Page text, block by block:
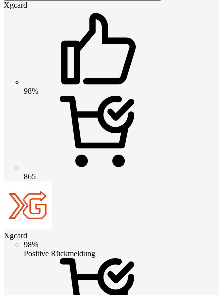
Xgcard
98%
865
Xgcard
98%
Positive Rückmeldung